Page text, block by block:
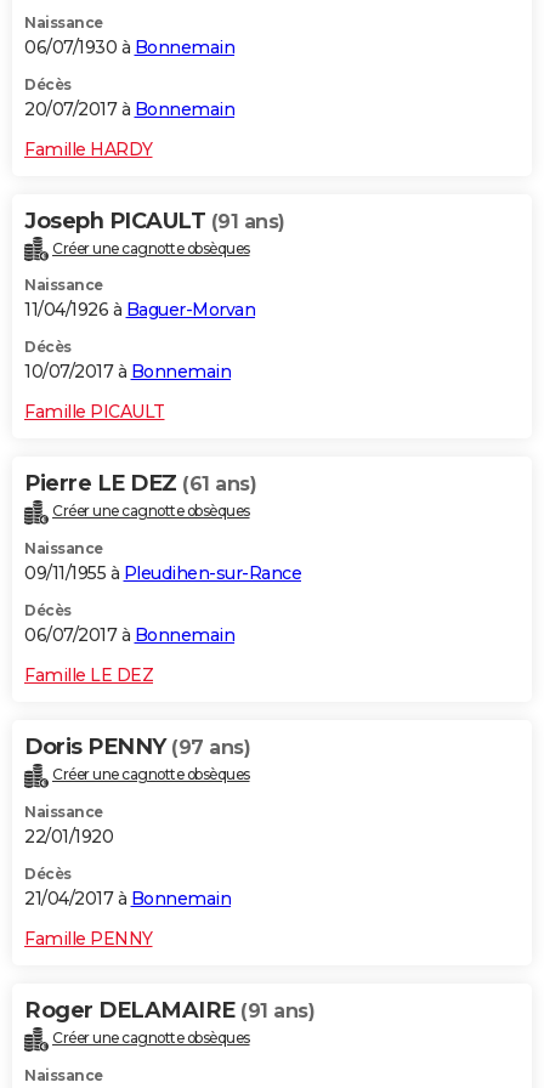
Naissance
06/07/1930 à Bonnemain
Décès
20/07/2017 à Bonnemain
Famille HARDY
Joseph PICAULT (91 ans)
Créer une cagnotte obsèques
Naissance
11/04/1926 à Baguer-Morvan
Décès
10/07/2017 à Bonnemain
Famille PICAULT
Pierre LE DEZ (61 ans)
Créer une cagnotte obsèques
Naissance
09/11/1955 à Pleudihen-sur-Rance
Décès
06/07/2017 à Bonnemain
Famille LE DEZ
Doris PENNY (97 ans)
Créer une cagnotte obsèques
Naissance
22/01/1920
Décès
21/04/2017 à Bonnemain
Famille PENNY
Roger DELAMAIRE (91 ans)
Créer une cagnotte obsèques
Naissance